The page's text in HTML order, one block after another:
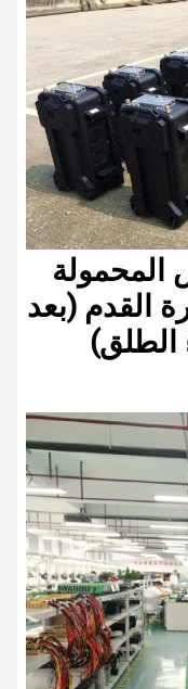
المحمولة
روسيا 2018 لكرة القدم (بعد
الطلق)